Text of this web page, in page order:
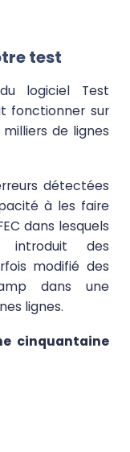
test
logiciel Test
fonctionner sur
de lignes
détectées
à les faire
dans lesquels
introduit des
modifié des
dans une
lignes.
cinquantaine